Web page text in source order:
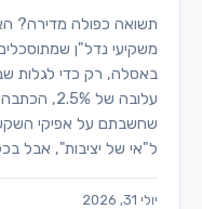
תשואה כפולה מדירה?
משקיעי נדל"ן
באסלה, רק כדי לגלות
עלובה של
שחשבתם על אפיקי
ל"אי של יציבות", אבל
יולי 31, 2026